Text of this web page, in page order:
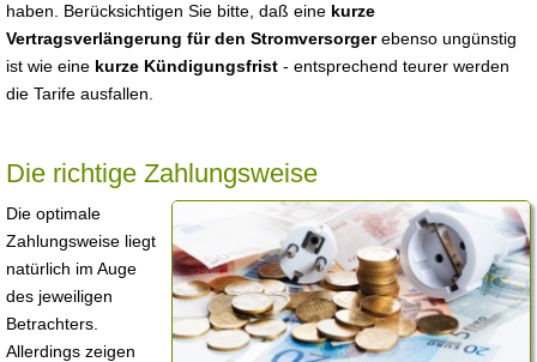
haben. Berücksichtigen Sie bitte, daß eine kurze
Vertragsverlängerung für den Stromversorgerebenso ungünstig
ist wie eine kurze Kündigungsfrist - entsprechend teurer werden
die Tarife ausfallen.
Die richtige Zahlungsweise
Die optimale
Zahlungsweise liegt
natürlich im Auge
des jeweiligen
Betrachters.
Allerdings zeigen